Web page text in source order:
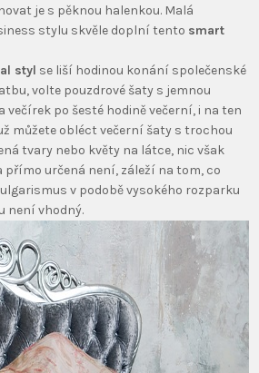
je s pěknou halenkou. Malá
stylu skvěle doplní tento smart
styl se liší hodinou konání společenské
volte pouzdrové šaty s jemnou
večírek po šesté hodině večerní, i na ten
můžete obléct večerní šaty s trochou
tvary nebo květy na látce, nic však
přímo určená není, záleží na tom, co
v podobě vysokého rozparku
není vhodný.